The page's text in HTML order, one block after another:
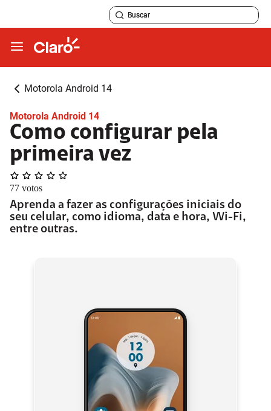
Motorola Android 14
Motorola Android 14
Como configurar pela
primeira vez
77 votos
Aprenda a fazer as configurações iniciais do
seu celular, como idioma, data e hora, Wi-Fi,
entre outras.